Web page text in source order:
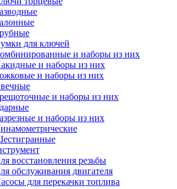
для ключей
и наборы из них
и наборы из них
и наборы из них
и наборы из них
и наборы из них
восстановления резьбы
обслуживания двигателя
для перекачки топлива